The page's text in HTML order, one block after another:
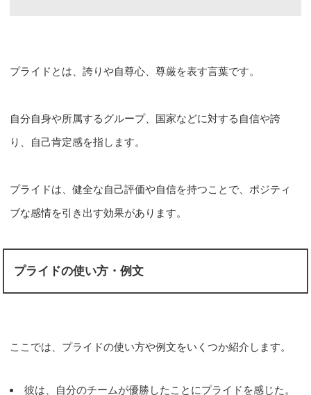
プライドとは、誇りや自尊心、尊厳を表す言葉です。
自分自身や所属するグループ、国家などに対する自信や誇
り、自己肯定感を指します。
プライドは、健全な自己評価や自信を持つことで、ポジティ
ブな感情を引き出す効果があります。
プライドの使い方・例文
ここでは、プライドの使い方や例文をいくつか紹介します。
彼は、自分のチームが優勝したことにプライドを感じた。